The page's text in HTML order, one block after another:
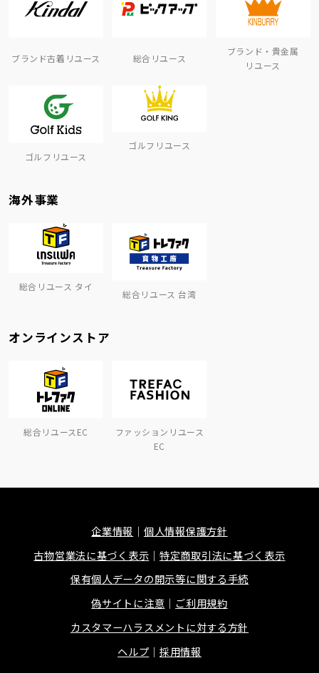
ブランド古着リユース 総合リユース
ブランド・貴金属
リユース
ゴルフリユース
ゴルフリユース
海外事業
総合リユース タイ
総合リユース 台湾
オンラインストア
総合リユースEC
ファッションリユース
EC
企業情報
個人情報保護方針
古物営業法に基づく表示
特定商取引法に基づく表示
保有個人データの開示等に関する手続
偽サイトに注意
ご利用規約
カスタマーハラスメントに対する方針
ヘルプ
採用情報